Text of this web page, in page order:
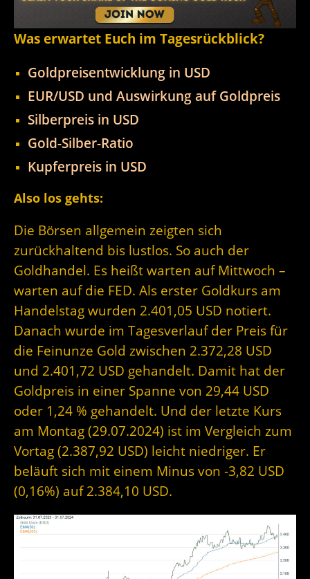
Was erwartet Euch im Tagesrückblick?
Goldpreisentwicklung in USD
EUR/USD und Auswirkung auf Goldpreis
Silberpreis in USD
Gold-Silber-Ratio
Kupferpreis in USD
Also los gehts:
Die Börsen allgemein zeigten sich
zurückhaltend bis lustlos. So auch der
Goldhandel. Es heißt warten auf Mittwoch –
warten auf die FED. Als erster Goldkurs am
Handelstag wurden 2.401,05 USD notiert.
Danach wurde im Tagesverlauf der Preis für
die Feinunze Gold zwischen 2.372,28 USD
und 2.401,72 USD gehandelt. Damit hat der
Goldpreis in einer Spanne von 29,44 USD
oder 1,24 % gehandelt. Und der letzte Kurs
am Montag (29.07.2024) ist im Vergleich zum
Vortag (2.387,92 USD) leicht niedriger. Er
beläuft sich mit einem Minus von -3,82 USD
(0,16%) auf 2.384,10 USD.